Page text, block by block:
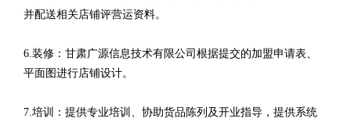
并配送相关店铺评营运资料。
6.装修：甘肃广源信息技术有限公司根据提交的加盟申请表、
平面图进行店铺设计。
7.培训：提供专业培训、协助货品陈列及开业指导，提供系统